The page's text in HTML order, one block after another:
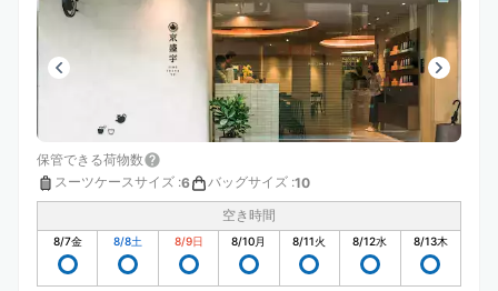
保管できる荷物数
スーツケースサイズ :6 バッグサイズ :10
空き時間
8/7金 8/8土 8/9日 8/10月 8/11火 8/12水 8/13木